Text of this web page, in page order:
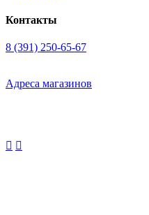
Контакты
8 (391) 250-65-67
Адреса магазинов